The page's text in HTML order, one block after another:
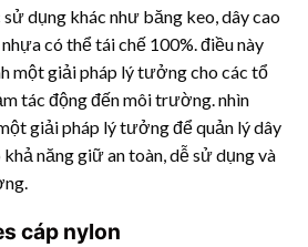
dụng khác như băng keo, dây cao
có thể tái chế 100%. điều này
một giải pháp lý tưởng cho các tổ
tác động đến môi trường. nhìn
giải pháp lý tưởng để quản lý dây
khả năng giữ an toàn, dễ sử dụng và
cáp nylon